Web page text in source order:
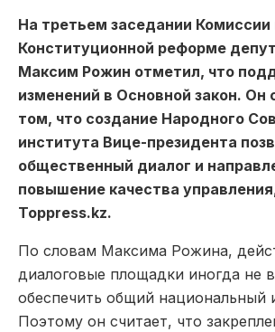
На третьем заседании Комиссии
Конституционной реформе
Максим Рожин отметил, что
изменений в Основной закон. Он
том, что создание Народного
института Вице-президента
общественный диалог и
повышение качества
Toppress.kz.
По словам Максима Рожина,
диалоговые площадки иногда не
обеспечить общий национальный
Поэтому он считает, что